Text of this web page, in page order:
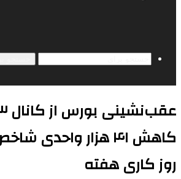
کاهش ۴۱ هزار واحدی
روز کاری هفته